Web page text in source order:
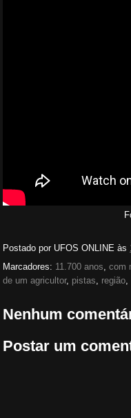
Postado por UFOS ONLINE às
Marcadores: 11.700 anos, com
de um agricultor, pistas, região,
Nenhum
Postar um